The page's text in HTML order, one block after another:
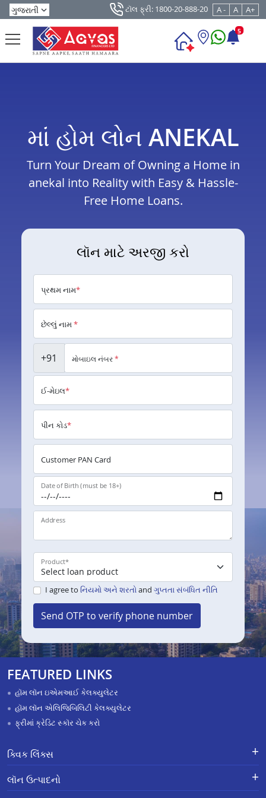
ટૉલ ફ્રી: 1800-20-888-20 A - A A+
5
માં હોમ લોન ANEKAL
Turn Your Dream of Owning a Home in
anekal into Reality with Easy & Hassle-
Free Home Loans.
લૉન માટે અરજી કરો
પ્રથમ નામ*
છેલ્લું નામ*
+91 મોબાઇલ નંબર*
ઈ-મેઇલ*
પીન કોડ*
Customer PAN Card
Date of Birth (must be 18+)
Address
Product*
I agree to નિયમો અને શરતોand ગુપ્તતા સંબંધિત નીતિ
Send OTP to verify phone number
FEATURED LINKS
હૉમ લૉન ઇએમઆઈ કેલક્યુલેટર
હૉમ લૉન એલિજિબિલિટી કેલક્યુલેટર
ફ્રીમાં ક્રેડિટ સ્કૉર ચેક કરો
ક્વિક લિંક્સ
લૉન માટે અરજી કરો
APR Calculator
લૉન ઉત્પાદનો